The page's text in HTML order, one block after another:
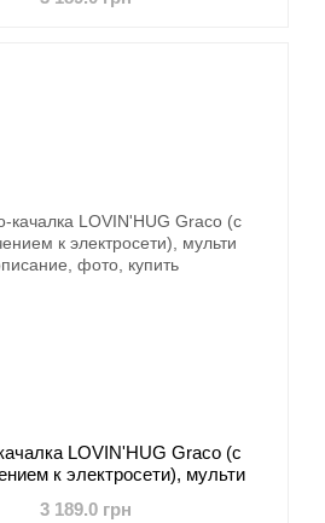
LOVIN'HUG Graco (с
к электросети), мульти
3 189.0 грн